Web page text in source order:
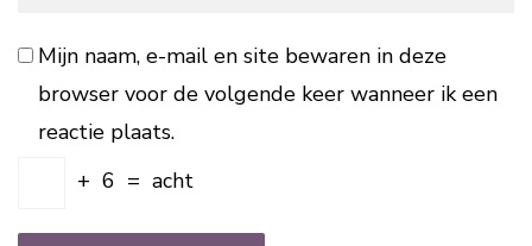
Mijn naam, e-mail en site bewaren in deze
browser voor de volgende keer wanneer ik een
reactie plaats.
+ 6 = acht